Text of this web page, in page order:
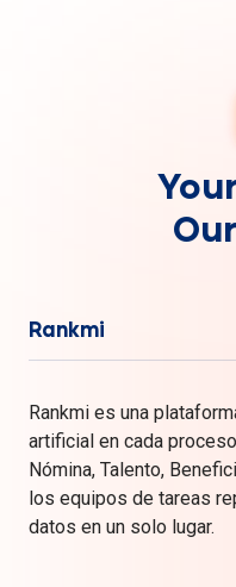
Rankmi
Rankmi es una
artificial en cada
Nómina, Talento,
los equipos de tareas
datos en un solo lugar.